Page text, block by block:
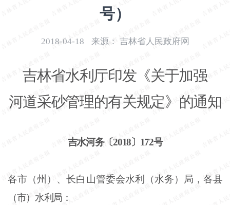
号）
2018-04-18 来源： 吉林省人民政府网
吉林省水利厅印发《关于加强
河道采砂管理的有关规定》的通知
吉水河务〔2018〕172号
各市（州）、长白山管委会水利（水务）局，各县
（市）水利局：